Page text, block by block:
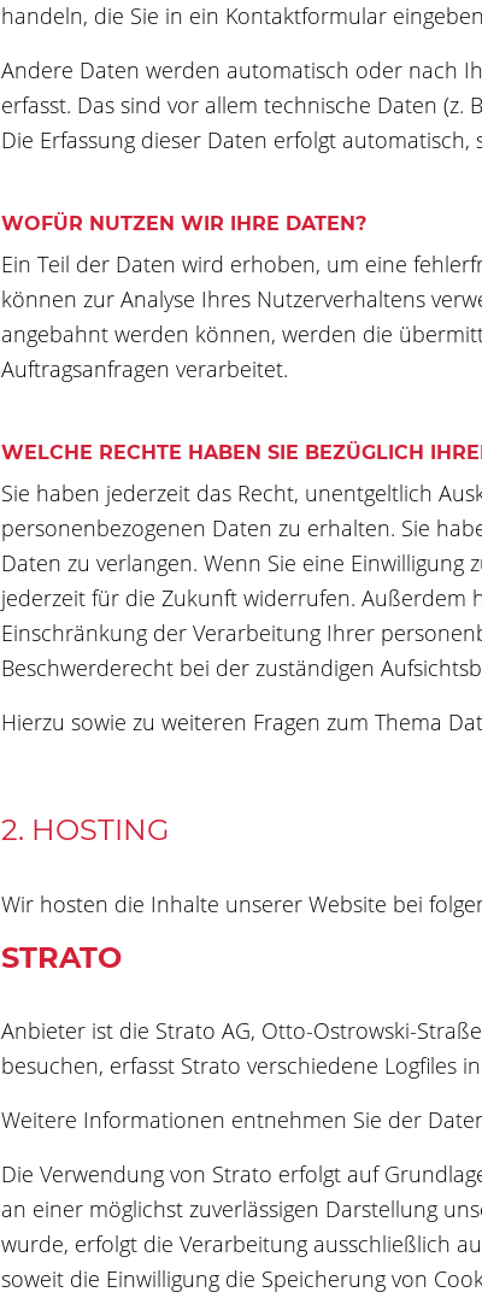
handeln, die Sie in ein Kontaktformular
Andere Daten werden automatisch oder nach
erfasst. Das sind vor allem technische Daten
Die Erfassung dieser Daten erfolgt
WOFÜR NUTZEN WIR IHRE DATEN?
Ein Teil der Daten wird erhoben, um eine
können zur Analyse Ihres Nutzerverhaltens
angebahnt werden können, werden die
Auftragsanfragen verarbeitet.
WELCHE RECHTE HABEN SIE BEZÜGLICH
Sie haben jederzeit das Recht, unentgeltlich
personenbezogenen Daten zu erhalten. Sie
Daten zu verlangen. Wenn Sie eine
jederzeit für die Zukunft widerrufen. Außerdem
Einschränkung der Verarbeitung Ihrer
Beschwerderecht bei der zuständigen
Hierzu sowie zu weiteren Fragen zum Thema
2. HOSTING
Wir hosten die Inhalte unserer Website bei
STRATO
Anbieter ist die Strato AG, Otto-Ostrowski-
besuchen, erfasst Strato verschiedene Logfiles
Weitere Informationen entnehmen Sie der
Die Verwendung von Strato erfolgt auf
an einer möglichst zuverlässigen Darstellung
wurde, erfolgt die Verarbeitung ausschließlich
soweit die Einwilligung die Speicherung von